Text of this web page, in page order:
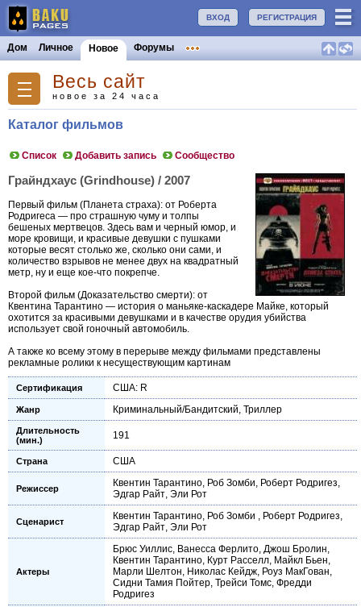
РЕГИСТРАЦИЯ
ВХОД
Дом Личное Новое Форумы
Весь сайт
новое за 24 часа
Каталог фильмов
Список Добавить запись Сообщество
Грайндхаус (Grindhouse) / 2007
Первый фильм (Планета страха): от Роберта
Родригеса — про страшную чуму и толпы
бешеных мертвецов. Здесь вам и черный юмор, и
море кровищи, и красивые девушки с пушками
которые весят столько же, сколько они сами, и
количество взрывов не менее двух на квадратный
метр, ну и еще кое-что покрепче.
Второй фильм (Доказательство смерти): от
Квентина Тарантино — история о маньяке-каскадере Майке, который
охотится за красивыми девушками и в качестве орудия убийства
использует свой гоночный автомобиль.
А также ко всему этому в перерыве между фильмами представлены
рекламные ролики к несуществующим картинам
Сертификация США: R
Жанр Криминальный/Бандитский, Триллер
Длительность
(мин.)
191
Страна США
Режиссер Квентин Тарантино, Роб Зомби, Роберт Родригез,
Эдгар Райт, Эли Рот
Сценарист Квентин Тарантино, Роб Зомби , Роберт Родригез,
Эдгар Райт, Эли Рот
Актеры
Брюс Уиллис, Ванесса Ферлито, Джош Бролин,
Квентин Тарантино, Курт Расселл, Майкл Бьен,
Марли Шелтон, Николас Кейдж, Роуз МакГован,
Сидни Тамия Пойтер, Трейси Томс, Фредди
Родригез